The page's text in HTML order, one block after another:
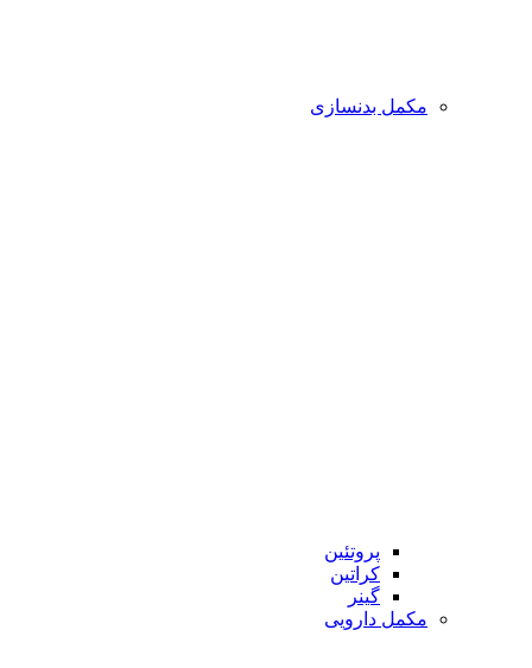
مکمل بدنسازی
پروتئین
کراتین
گینر
مکمل دارویی